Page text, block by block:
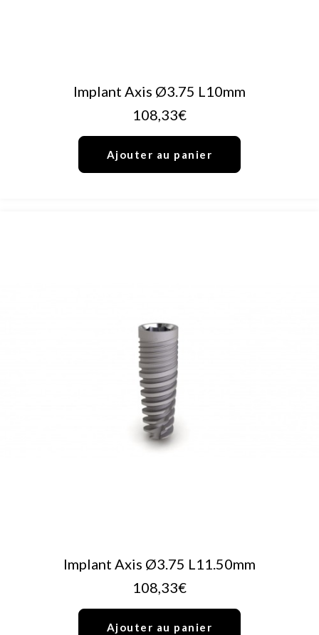
AJOUTER AU PANIER
Implant Axis Ø3.75 L10mm
108,33€
Ajouter au panier
AJOUTER AU PANIER
Implant Axis Ø3.75 L11.50mm
108,33€
Ajouter au panier